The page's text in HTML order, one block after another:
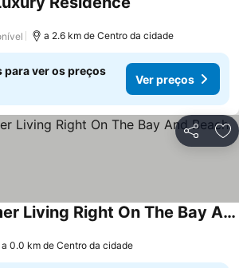
a 2.6 km de Centro da cidade
para ver os preços
Ver preços
Partilhar
Cycladic Summer Living Right On The Bay And Beach
a 0.0 km de Centro da cidade